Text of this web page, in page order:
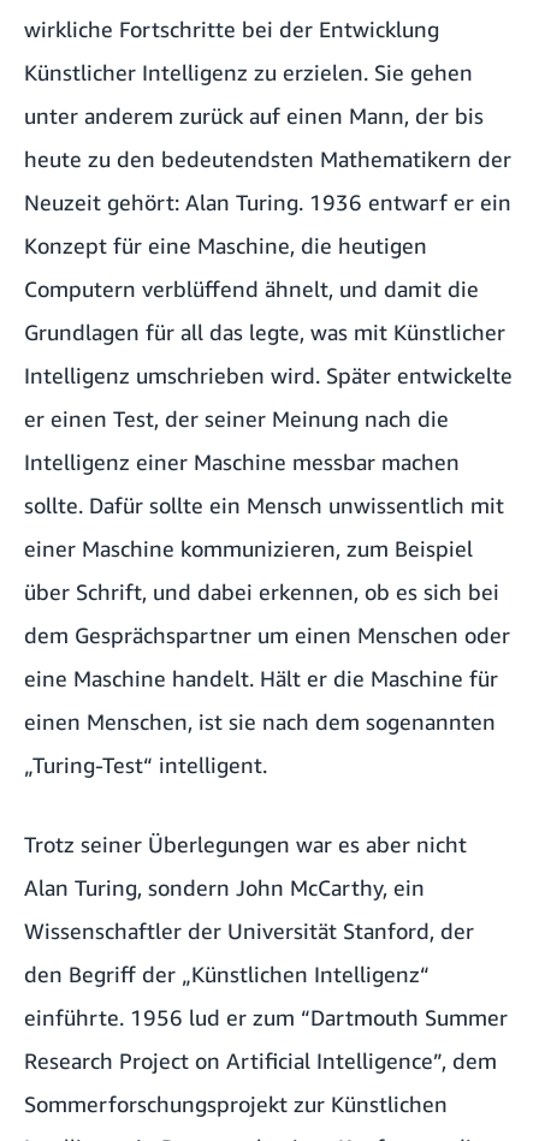
wirkliche Fortschritte bei der Entwicklung
Künstlicher Intelligenz zu erzielen. Sie gehen
unter anderem zurück auf einen Mann, der bis
heute zu den bedeutendsten Mathematikern der
Neuzeit gehört: Alan Turing. 1936 entwarf er ein
Konzept für eine Maschine, die heutigen
Computern verblüffend ähnelt, und damit die
Grundlagen für all das legte, was mit Künstlicher
Intelligenz umschrieben wird. Später entwickelte
er einen Test, der seiner Meinung nach die
Intelligenz einer Maschine messbar machen
sollte. Dafür sollte ein Mensch unwissentlich mit
einer Maschine kommunizieren, zum Beispiel
über Schrift, und dabei erkennen, ob es sich bei
dem Gesprächspartner um einen Menschen oder
eine Maschine handelt. Hält er die Maschine für
einen Menschen, ist sie nach dem sogenannten
„Turing-Test“ intelligent.
Trotz seiner Überlegungen war es aber nicht
Alan Turing, sondern John McCarthy, ein
Wissenschaftler der Universität Stanford, der
den Begriff der „Künstlichen Intelligenz“
einführte. 1956 lud er zum “Dartmouth Summer
Research Project on Artificial Intelligence”, dem
Sommerforschungsprojekt zur Künstlichen